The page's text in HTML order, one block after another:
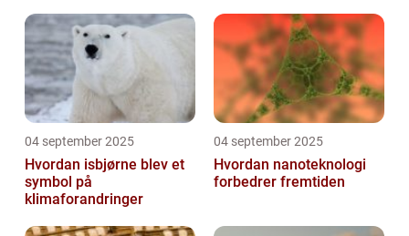
04 september 2025
Hvordan isbjørne blev et
symbol på
klimaforandringer
04 september 2025
Hvordan nanoteknologi
forbedrer fremtiden